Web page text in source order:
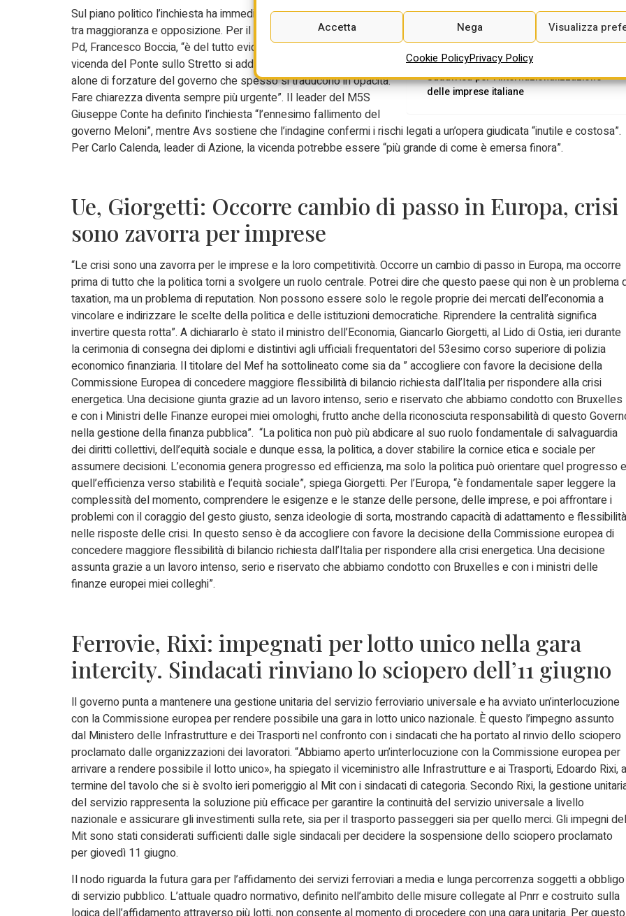
Accetta Nega Visualizza
Cookie PolicyPrivacy Policy
geopolitica e AI
Aiee: Guido Bortoni nuovo presidente
Accordo Sace-Simest con ItalCham
Sudafrica per l’internazionalizzazione
delle imprese italiane
Sul piano politico l’inchiesta ha immediatamente acceso lo scontro
tra maggioranza e opposizione. Per il presidente dei senatori del
Pd, Francesco Boccia, “è del tutto evidente che intorno alla
vicenda del Ponte sullo Stretto si addensano nuvole e c’è un
alone di forzature del governo che spesso si traducono in opacità.
Fare chiarezza diventa sempre più urgente”. Il leader del M5S
Giuseppe Conte ha definito l’inchiesta “l’ennesimo fallimento del
governo Meloni”, mentre Avs sostiene che l’indagine confermi i rischi legati a un’opera giudicata “inutile e costosa”.
Per Carlo Calenda, leader di Azione, la vicenda potrebbe essere “più grande di come è emersa finora”.
Ue, Giorgetti: Occorre cambio di passo in Europa, crisi
sono zavorra per imprese
“Le crisi sono una zavorra per le imprese e la loro competitività. Occorre un cambio di passo in Europa, ma occorre
prima di tutto che la politica torni a svolgere un ruolo centrale. Potrei dire che questo paese qui non è un problema
taxation, ma un problema di reputation. Non possono essere solo le regole proprie dei mercati dell’economia a
vincolare e indirizzare le scelte della politica e delle istituzioni democratiche. Riprendere la centralità significa
invertire questa rotta”. A dichiararlo è stato il ministro dell’Economia, Giancarlo Giorgetti, al Lido di Ostia, ieri durante
la cerimonia di consegna dei diplomi e distintivi agli ufficiali frequentatori del 53esimo corso superiore di polizia
economico finanziaria. Il titolare del Mef ha sottolineato come sia da ” accogliere con favore la decisione della
Commissione Europea di concedere maggiore flessibilità di bilancio richiesta dall’Italia per rispondere alla crisi
energetica. Una decisione giunta grazie ad un lavoro intenso, serio e riservato che abbiamo condotto con Bruxelles
e con i Ministri delle Finanze europei miei omologhi, frutto anche della riconosciuta responsabilità di questo
nella gestione della finanza pubblica”. “La politica non può più abdicare al suo ruolo fondamentale di salvaguardia
dei diritti collettivi, dell’equità sociale e dunque essa, la politica, a dover stabilire la cornice etica e sociale per
assumere decisioni. L’economia genera progresso ed efficienza, ma solo la politica può orientare quel progresso e
quell’efficienza verso stabilità e l’equità sociale”, spiega Giorgetti. Per l’Europa, “è fondamentale saper leggere la
complessità del momento, comprendere le esigenze e le stanze delle persone, delle imprese, e poi affrontare i
problemi con il coraggio del gesto giusto, senza ideologie di sorta, mostrando capacità di adattamento e flessibilità
nelle risposte delle crisi. In questo senso è da accogliere con favore la decisione della Commissione europea di
concedere maggiore flessibilità di bilancio richiesta dall’Italia per rispondere alla crisi energetica. Una decisione
assunta grazie a un lavoro intenso, serio e riservato che abbiamo condotto con Bruxelles e con i ministri delle
finanze europei miei colleghi”.
Ferrovie, Rixi: impegnati per lotto unico nella gara
intercity. Sindacati rinviano lo sciopero dell’11 giugno
ll governo punta a mantenere una gestione unitaria del servizio ferroviario universale e ha avviato un’interlocuzione
con la Commissione europea per rendere possibile una gara in lotto unico nazionale. È questo l’impegno assunto
dal Ministero delle Infrastrutture e dei Trasporti nel confronto con i sindacati che ha portato al rinvio dello sciopero
proclamato dalle organizzazioni dei lavoratori. “Abbiamo aperto un’interlocuzione con la Commissione europea per
arrivare a rendere possibile il lotto unico», ha spiegato il viceministro alle Infrastrutture e ai Trasporti, Edoardo Rixi,
termine del tavolo che si è svolto ieri pomeriggio al Mit con i sindacati di categoria. Secondo Rixi, la gestione
del servizio rappresenta la soluzione più efficace per garantire la continuità del servizio universale a livello
nazionale e assicurare gli investimenti sulla rete, sia per il trasporto passeggeri sia per quello merci. Gli impegni del
Mit sono stati considerati sufficienti dalle sigle sindacali per decidere la sospensione dello sciopero proclamato
per giovedì 11 giugno.
Il nodo riguarda la futura gara per l’affidamento dei servizi ferroviari a media e lunga percorrenza soggetti a obbligo
di servizio pubblico. L’attuale quadro normativo, definito nell’ambito delle misure collegate al Pnrr e costruito sulla